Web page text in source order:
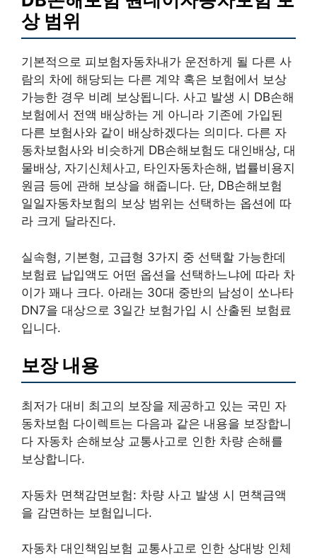
상 범위
기본적으로 피보험자동차내가 운전하게 될 다른 사
람의 차에 해당되는 다른 계약 혹은 보험에서 보상
가능한 경우 비례 보상됩니다. 사고 발생 시 DB손해
보험에서 전액 배상하는 게 아니라 기존에 가입된
다른 보험사와 같이 배상하겠다는 의미다. 다른 자
동차보험사와 비슷하게 DB손해보험도 대인배상, 대
물배상, 자기신체사고, 타인자동차손해, 법률비용지
원금 등에 관해 보상을 해줍니다. 단, DB손해보험
일일자동차보험의 보상 범위는 선택하는 옵션에 따
라 크게 달라진다.
실속형, 기본형, 고급형 3가지 중 선택할 가능한데
보험료 납입액도 어떤 옵션을 선택하느냐에 따라 차
이가 꽤나 크다. 아래는 30대 중반의 남성이 쏘나타
DN7을 대상으로 3일간 보험가입 시 산출된 보험료
입니다.
보장 내용
최저가 대비 최고의 보장을 제공하고 있는 국민 자
동차보험 다이렉트는 다음과 같은 내용을 보장합니
다 자동차 손해보상 교통사고로 인한 차량 손해를
보상합니다.
자동차 면책감면보험: 차량 사고 발생 시 면책금액
을 감면하는 보험입니다.
자동차 대인책임보험 교통사고로 인한 상대방 인체